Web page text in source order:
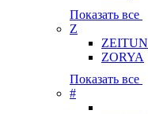
Показать все
Z
ZEITUN
ZORYA
Показать все
#